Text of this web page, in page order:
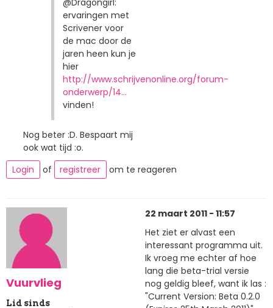
ervaringen met
Scrivener voor
de mac door de
jaren heen kun je
hier
http://www.schrijvenonline.org/forum-
onderwerp/14…
vinden!
Nog beter :D. Bespaart mij
ook wat tijd :o.
Login
of registreer om te reageren
Vuurvlieg
Lid sinds
22 maart 2011 - 11:57
Het ziet er alvast een
interessant programma uit.
Ik vroeg me echter af hoe
lang die beta-trial versie
nog geldig bleef, want ik las :
"Current Version: Beta 0.2.0